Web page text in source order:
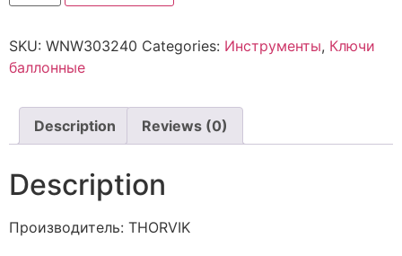
SKU: WNW303240 Categories: Инструменты, Ключи
баллонные
Description Reviews (0)
Description
Производитель: THORVIK